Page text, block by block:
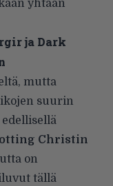
yhtään
ja Dark
mutta
suurin
Christin
on
tällä